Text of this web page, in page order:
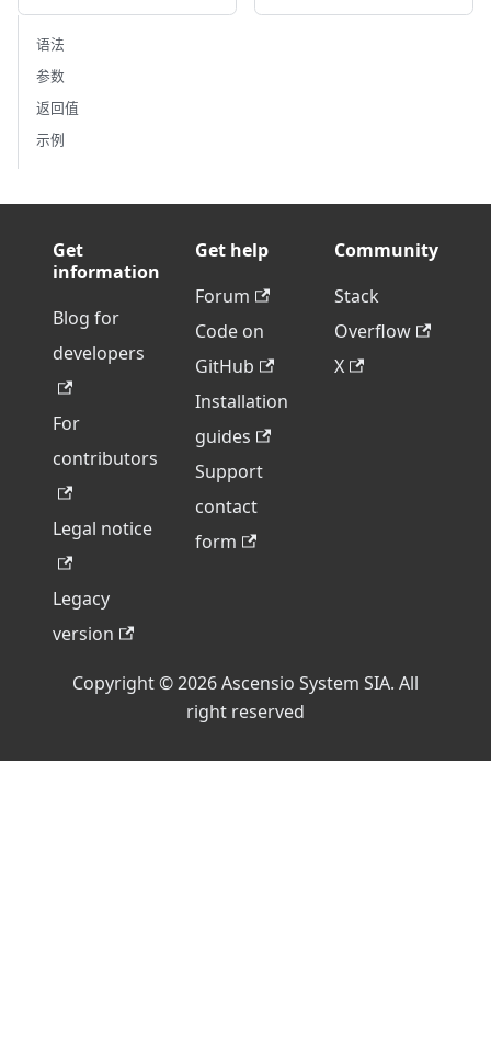
语法
参数
返回值
示例
Get
information
Blog for
developers
For
contributors
Legal notice
Legacy
version
Get help
Forum
Code on
GitHub
Installation
guides
Support
contact
form
Community
Stack
Overflow
X
Copyright © 2026 Ascensio System SIA. All
right reserved